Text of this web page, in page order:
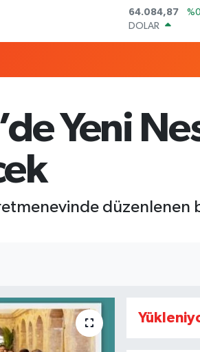
DOLAR
47,5760
EURO
6508.83
BİST100
13.647
%-30
Yeni
düzenlenen